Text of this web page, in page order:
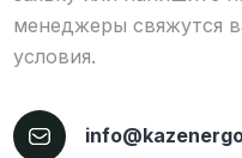
менеджеры свяжутся
условия.